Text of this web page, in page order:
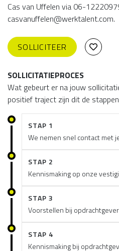
Cas van Uffelen via 06-
casvanuffelen@werktalent.com.
SOLLICITEER
SOLLICITATIEPROCES
Wat gebeurt er na jouw
positief traject zijn dit de
STAP 1
We nemen snel contact met
STAP 2
Kennismaking op onze
STAP 3
Voorstellen bij opdrachtgever
STAP 4
Kennismaking bij